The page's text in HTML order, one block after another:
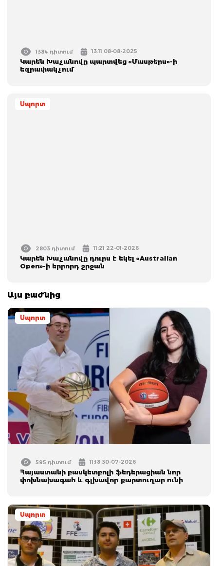
1384 դիտում 13:11 08-08-2025
Կարեն Խաչանովը պարտվեց «Մասթերս»-ի
եզրափակչում
Սպորտ
2803 դիտում 11:21 22-01-2026
Կարեն Խաչանովը դուրս է եկել «Australian
Open»-ի երրորդ շրջան
Այս բաժնից
Սպորտ
595 դիտում 11:18 30-07-2026
Հայաստանի բասկետբոլի ֆեդերացիան նոր
փոխնախագահ և գլխավոր քարտուղար ունի
Սպորտ